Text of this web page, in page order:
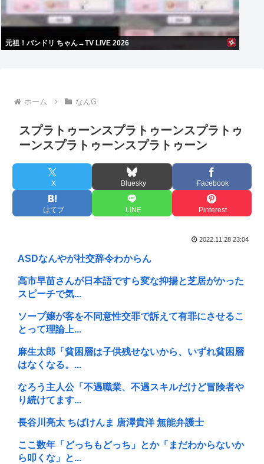
元祖！バンドリ ちゃん→TV LIVE 2026
ホーム なんG
スプラトゥーンスプラトゥーンスプラトゥ
ーンスプラトゥーンスプラトゥーン
X Bluesky Facebook
はてブ LINE Pinterest
2022.11.28 23:04
ASDなんやが社交辞令わからん
高市早苗さんが日本語ですら変な抑揚と芝居がかった
スピーチで気...
ソープ嬢が客を不同意性交罪で訴えて有罪にさせるこ
とって理論上...
麻生太郎「貧困層は子供残せないから、いずれ貧困層
はなくなる。...
なろう主人公「不遇職業、不遇スキルだけど冒険者や
り続けてます...
長谷川亮太 ちばけんま 唐澤貴洋 無能弁護士
ここ数年「どっちもどっち」とか「まだわからないか
ら叩くな」と...